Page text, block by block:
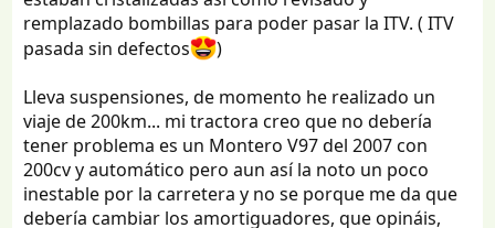
remplazado bombillas para poder pasar la ITV. ( ITV
pasada sin defectos
)
Lleva suspensiones, de momento he realizado un
viaje de 200km... mi tractora creo que no debería
tener problema es un Montero V97 del 2007 con
200cv y automático pero aun así la noto un poco
inestable por la carretera y no se porque me da que
debería cambiar los amortiguadores, que opináis,